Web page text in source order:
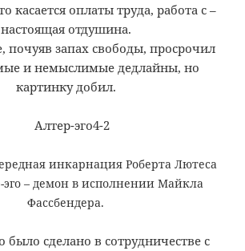
касается оплаты труда, работа с –
настоящая отдушина.
почуяв запах свободы, просрочил
и немыслимые дедлайны, но
картинку добил.
инкарнация Роберта Лютеса
эго – демон в исполнении Майкла
Фассбендера.
было сделано в сотрудничестве с